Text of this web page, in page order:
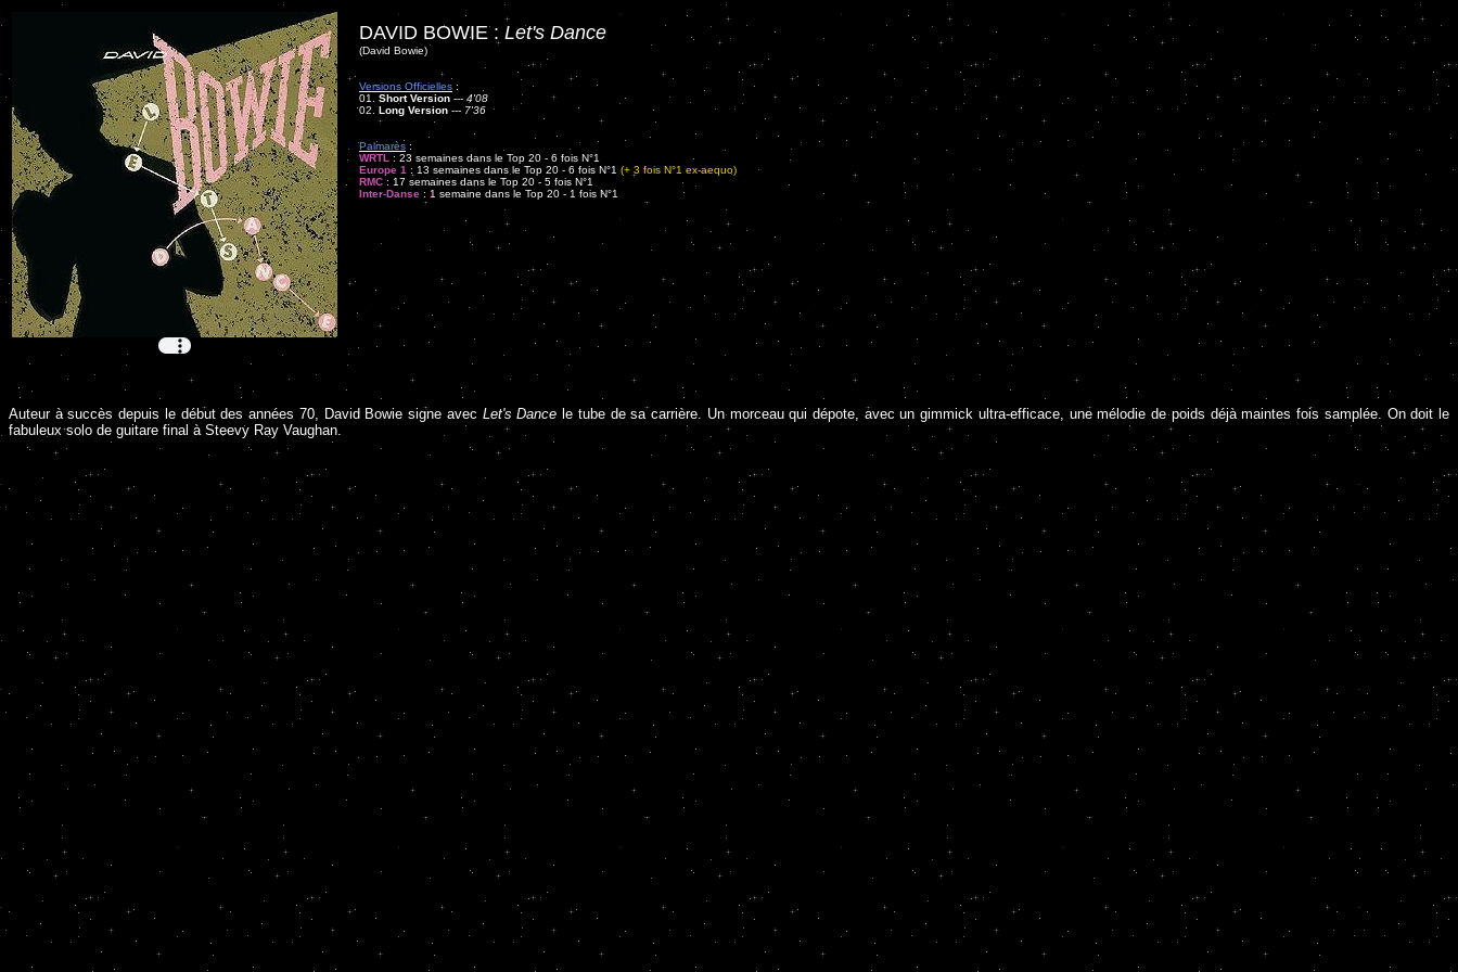
DAVID BOWIE : Let's Dance
(David Bowie)
Versions Officielles :
01. Short Version --- 4'08
02. Long Version --- 7'36
Palmarès :
WRTL : 23 semaines dans le Top 20 - 6 fois N°1
Europe 1 : 13 semaines dans le Top 20 - 6 fois N°1 (+ 3 fois N°1 ex-aequo)
RMC : 17 semaines dans le Top 20 - 5 fois N°1
Inter-Danse : 1 semaine dans le Top 20 - 1 fois N°1
Auteur à succès depuis le début des années 70, David Bowie signe avec Let's Dance le tube de sa carrière. Un morceau qui dépote, avec un gimmick ultra-efficace, une mélodie de poids déjà maintes fois samplée. On doit le
fabuleux solo de guitare final à Steevy Ray Vaughan.